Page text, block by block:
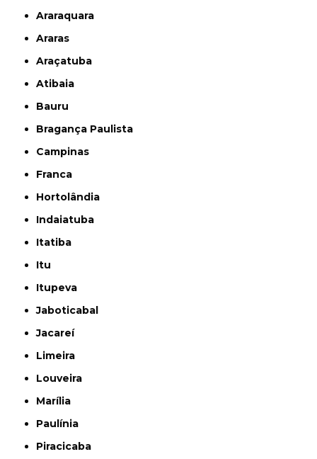
Araraquara
Araras
Araçatuba
Atibaia
Bauru
Bragança Paulista
Campinas
Franca
Hortolândia
Indaiatuba
Itatiba
Itu
Itupeva
Jaboticabal
Jacareí
Limeira
Louveira
Marília
Paulínia
Piracicaba